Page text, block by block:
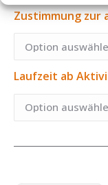
Zustimmung
Laufzeit ab